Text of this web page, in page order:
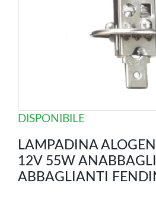
DISPONIBILE
LAMPADINA
12V 55W
ABBAGLIANTI